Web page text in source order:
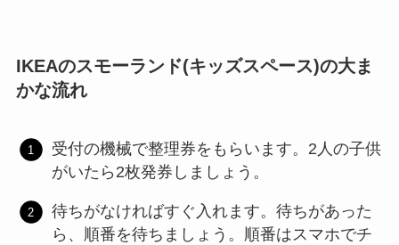
IKEAのスモーランド(キッズスペース)の大ま
かな流れ
受付の機械で整理券をもらいます。2人の子供
がいたら2枚発券しましょう。
待ちがなければすぐ入れます。待ちがあった
ら、順番を待ちましょう。順番はスマホでチ